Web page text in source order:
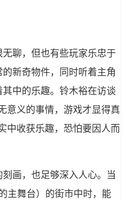
聊，但也有些玩家乐忠于
新奇物件，同时听着主角
中的乐趣。铃木裕在访谈
意义的事情，游戏才显得真
中收获乐趣，恐怕要因人而
画，也足够深入人心。当
主舞台）的街市中时，能